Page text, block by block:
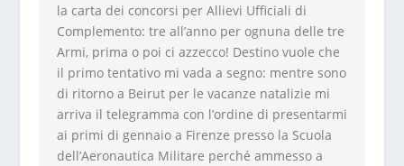
la carta dei concorsi per Allievi Ufficiali di
Complemento: tre all’anno per ognuna delle tre
Armi, prima o poi ci azzecco! Destino vuole che
il primo tentativo mi vada a segno: mentre sono
di ritorno a Beirut per le vacanze natalizie mi
arriva il telegramma con l’ordine di presentarmi
ai primi di gennaio a Firenze presso la Scuola
dell’Aeronautica Militare perché ammesso a